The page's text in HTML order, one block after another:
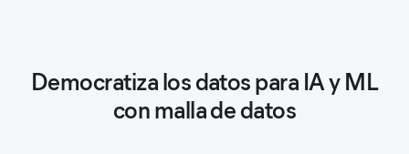
Democratiza los datos para IA y ML
con malla de datos